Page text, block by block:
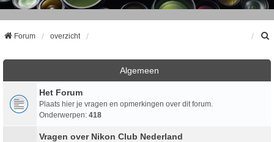
Forum overzicht
Algemeen
Het Forum
Plaats hier je vragen en opmerkingen over dit forum.
Onderwerpen: 418
Vragen over Nikon Club Nederland